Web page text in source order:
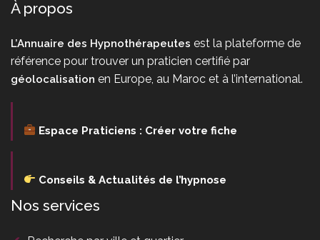
À propos
L’Annuaire des Hypnothérapeutes est la plateforme de
référence pour trouver un praticien certifié par
géolocalisation en Europe, au Maroc et à l’international.
Espace Praticiens : Créer votre fiche
Conseils & Actualités de l’hypnose
Nos services